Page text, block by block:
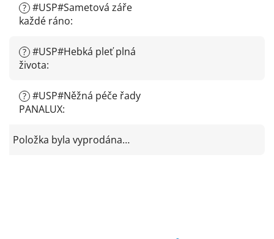
? #USP#Sametová záře
každé ráno:
? #USP#Hebká pleť plná
života:
? #USP#Něžná péče řady
PANALUX:
Položka byla vyprodána…